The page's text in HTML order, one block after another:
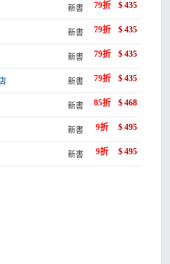
像與運算
好用的素材─各種素材預設集
新書 79折 $ 435
新書 79折 $ 435
新書 79折 $ 435
新書 79折 $ 435
新書 85折 $ 468
新書 9折 $ 495
新書 9折 $ 495